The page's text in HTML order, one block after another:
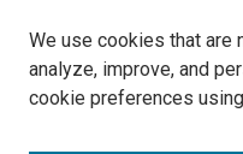
We use cookies that are
analyze, improve, and
cookie preferences